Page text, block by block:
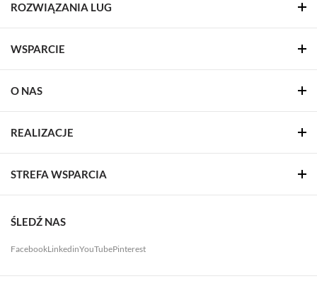
ROZWIĄZANIA LUG
WSPARCIE
O NAS
REALIZACJE
STREFA WSPARCIA
ŚLEDŹ NAS
FacebookLinkedinYouTubePinterest